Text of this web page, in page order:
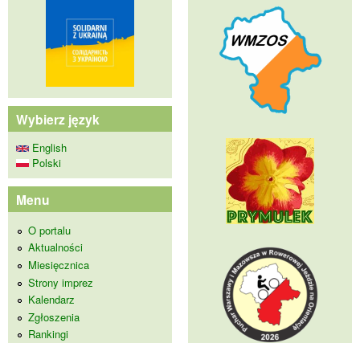
Wybierz język
English
Polski
Menu
O portalu
Aktualności
Miesięcznica
Strony imprez
Kalendarz
Zgłoszenia
Rankingi